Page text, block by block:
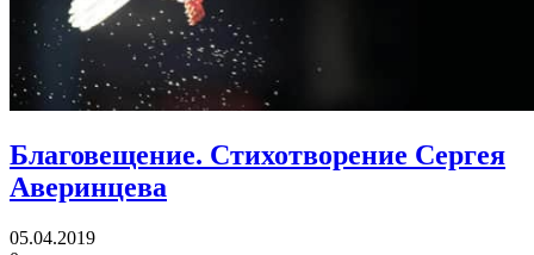
Благовещение. Стихотворение Сергея
Аверинцева
05.04.2019